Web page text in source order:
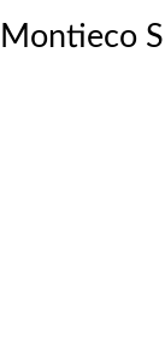
Montieco